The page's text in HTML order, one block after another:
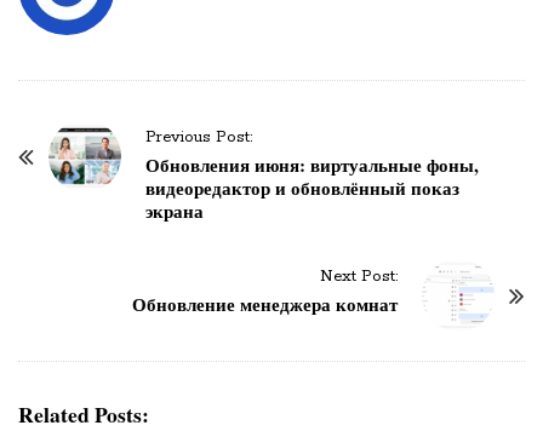
Previous Post:
Обновления июня: виртуальные фоны,
видеоредактор и обновлённый показ
экрана
Next Post:
Обновление менеджера комнат
Related Posts: